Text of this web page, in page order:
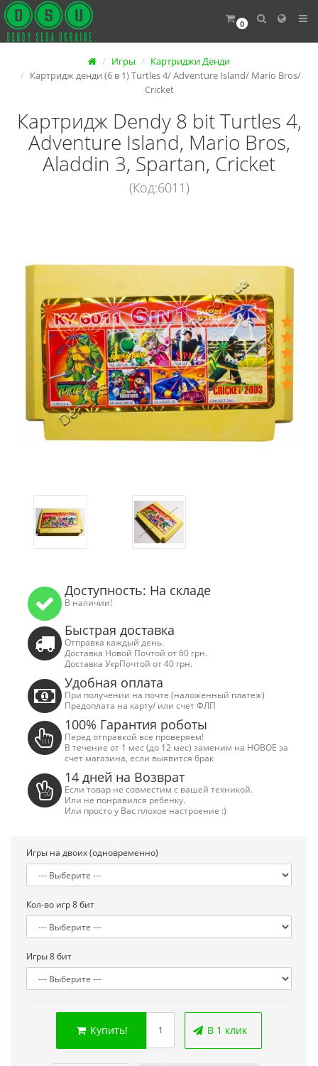
0
качество!)
1 250.00 грн.
79 отзывов
2 445.00
Игры
Картриджи Денди
Картридж денди (6 в 1) Turtles 4/ Adventure Island/ Mario Bros/
Cricket
Картридж Dendy 8 bit Turtles 4,
Adventure Island, Mario Bros,
Aladdin 3, Spartan, Cricket
(Код:6011)
Доступность: На складе
В наличии!
Быстрая доставка
Отправка каждый день.
Доставка Новой Почтой от 60 грн.
Доставка УкрПочтой от 40 грн.
Удобная оплата
При получении на почте (наложенный платеж)
Предоплата на карту/ или счет ФЛП
100% Гарантия роботы
Перед отправкой все проверяем!
В течение от 1 мес (до 12 мес) заменим на НОВОЕ за
счет магазина, если выявится брак
14 дней на Возврат
Если товар не совместим с вашей техникой.
Или не понравился ребенку.
Или просто у Вас плохое настроение :)
Игры на двоих (одновременно)
Кол-во игр 8 бит
Игры 8 бит
Купить! В 1 клик